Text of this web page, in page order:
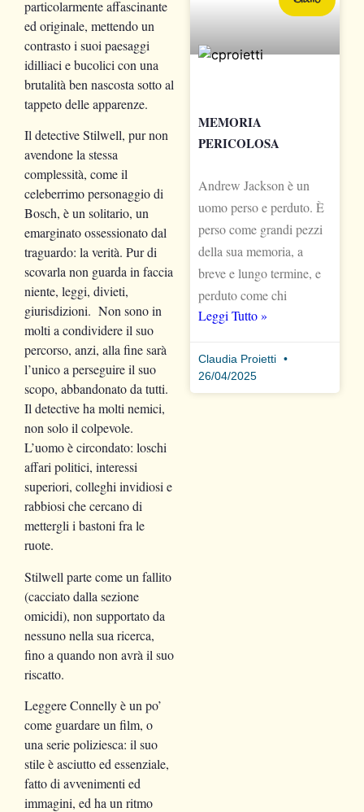
particolarmente affascinante
ed originale, mettendo un
contrasto i suoi paesaggi
idilliaci e bucolici con una
brutalità ben nascosta sotto al
tappeto delle apparenze.
Il detective Stilwell, pur non
avendone la stessa
complessità, come il
celeberrimo personaggio di
Bosch, è un solitario, un
emarginato ossessionato dal
traguardo: la verità. Pur di
scovarla non guarda in faccia
niente, leggi, divieti,
giurisdizioni. Non sono in
molti a condividere il suo
percorso, anzi, alla fine sarà
l’unico a perseguire il suo
scopo, abbandonato da tutti.
Il detective ha molti nemici,
non solo il colpevole.
L’uomo è circondato: loschi
affari politici, interessi
superiori, colleghi invidiosi e
rabbiosi che cercano di
mettergli i bastoni fra le
ruote.
Stilwell parte come un fallito
(cacciato dalla sezione
omicidi), non supportato da
nessuno nella sua ricerca,
fino a quando non avrà il suo
riscatto.
Leggere Connelly è un po’
come guardare un film, o
una serie poliziesca: il suo
stile è asciutto ed essenziale,
fatto di avvenimenti ed
immagini, ed ha un ritmo
MEMORIA
PERICOLOSA
Andrew Jackson è un
uomo perso e perduto. È
perso come grandi pezzi
della sua memoria, a
breve e lungo termine, e
perduto come chi
Leggi Tutto »
Claudia Proietti
26/04/2025